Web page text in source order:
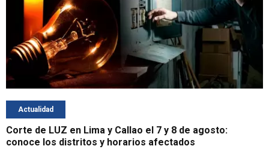
Actualidad
Corte de LUZ en Lima y Callao el 7 y 8 de agosto:
conoce los distritos y horarios afectados